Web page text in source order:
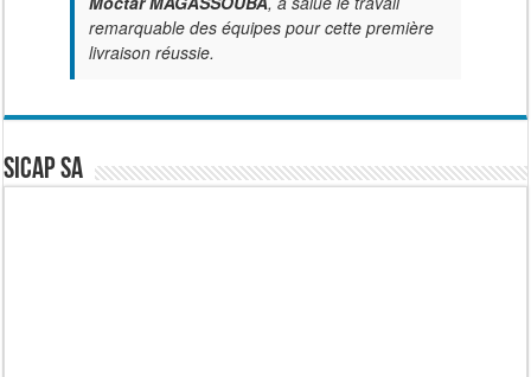
remarquable des équipes pour cette première
livraison réussie.
SICAP SA